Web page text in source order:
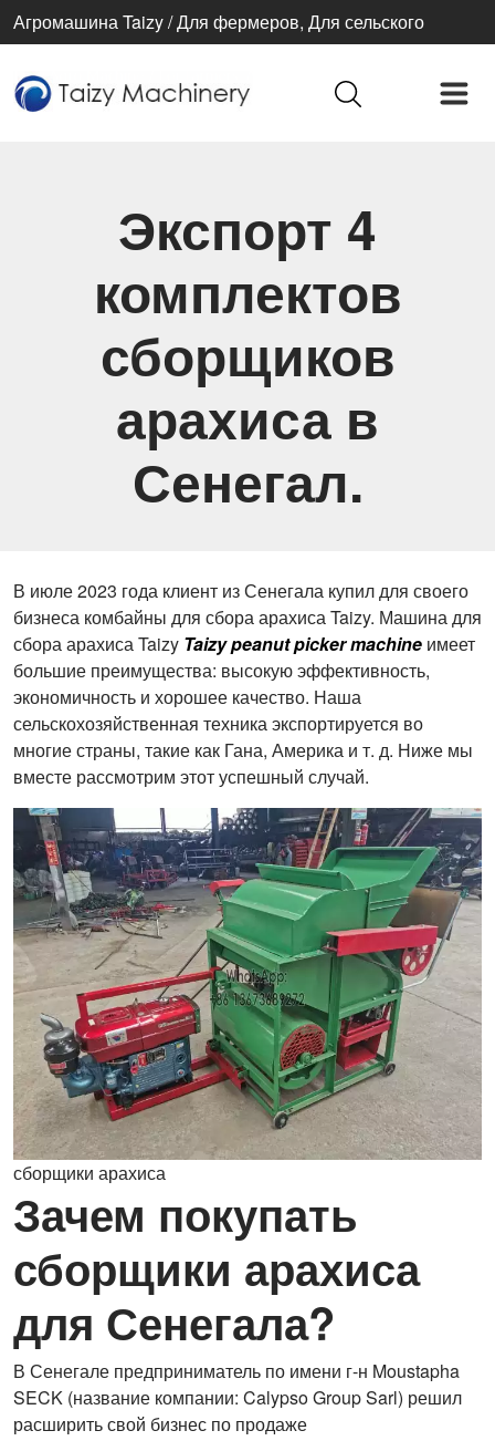
Агромашина Taizy / Для фермеров, Для сельского
Экспорт 4
комплектов
сборщиков
арахиса в
Сенегал.
В июле 2023 года клиент из Сенегала купил для своего
бизнеса комбайны для сбора арахиса Taizy. Машина для
сбора арахиса Taizy Taizy peanut picker machine имеет
большие преимущества: высокую эффективность,
экономичность и хорошее качество. Наша
сельскохозяйственная техника экспортируется во
многие страны, такие как Гана, Америка и т. д. Ниже мы
вместе рассмотрим этот успешный случай.
сборщики арахиса
Зачем покупать
сборщики арахиса
для Сенегала?
В Сенегале предприниматель по имени г-н Moustapha
SECK (название компании: Calypso Group Sarl) решил
расширить свой бизнес по продаже